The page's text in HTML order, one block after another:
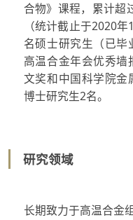
合物》课程，累计超
（统计截止于2020
名硕士研究生（已
高温合金年会优秀
文奖和中国科学院金
博士研究生2名。
研究领域
长期致力于高温合金